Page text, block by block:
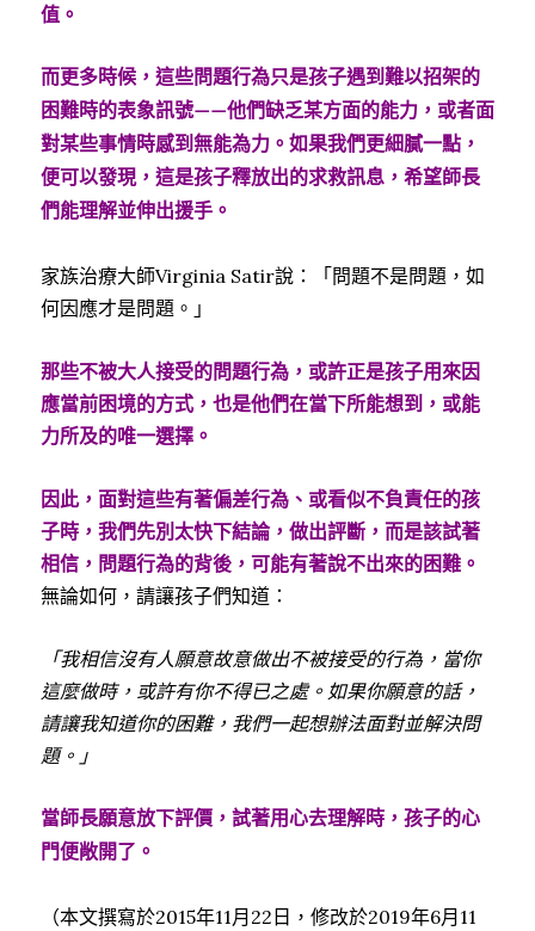
值。
而更多時候，這些問題行為只是孩子遇到難以招架的
困難時的表象訊號——他們缺乏某方面的能力，或者面
對某些事情時感到無能為力。如果我們更細膩一點，
便可以發現，這是孩子釋放出的求救訊息，希望師長
們能理解並伸出援手。
家族治療大師Virginia Satir說：「問題不是問題，如
何因應才是問題。」
那些不被大人接受的問題行為，或許正是孩子用來因
應當前困境的方式，也是他們在當下所能想到，或能
力所及的唯一選擇。
因此，面對這些有著偏差行為、或看似不負責任的孩
子時，我們先別太快下結論，做出評斷，而是該試著
相信，問題行為的背後，可能有著說不出來的困難。
無論如何，請讓孩子們知道：
「我相信沒有人願意故意做出不被接受的行為，當你
這麼做時，或許有你不得已之處。如果你願意的話，
請讓我知道你的困難，我們一起想辦法面對並解決問
題。」
當師長願意放下評價，試著用心去理解時，孩子的心
門便敞開了。
（本文撰寫於2015年11月22日，修改於2019年6月11